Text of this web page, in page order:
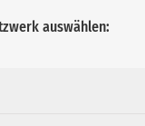
auswählen: